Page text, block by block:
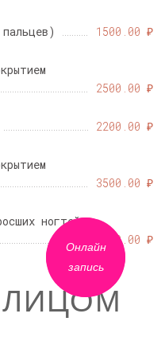
1500.00 ₽
2500.00 ₽
2200.00 ₽
3500.00 ₽
ногтей
2500.00 ₽
Онлайн
запись